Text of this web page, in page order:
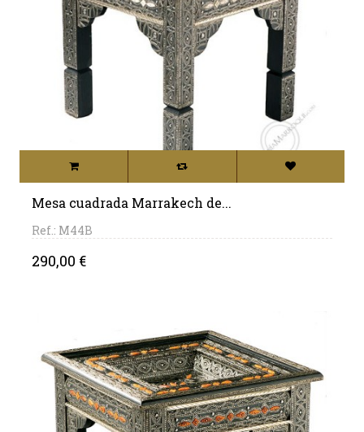
Mesa cuadrada Marrakech de...
Ref.: M44B
Precio
290,00 €